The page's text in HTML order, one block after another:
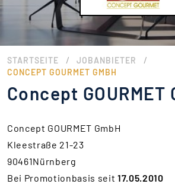
STARTSEITE / JOBANBIETER /
CONCEPT GOURMET GMBH
Concept GOURMET
Concept GOURMET GmbH
Kleestraße 21-23
90461Nürnberg
Bei Promotionbasis seit17.05.2010